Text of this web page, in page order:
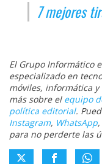
7 mejores
El Grupo Informático
especializado en
móviles, informática
más sobre el equipo
política editorial.
Instagram, WhatsApp,
para no perderte las